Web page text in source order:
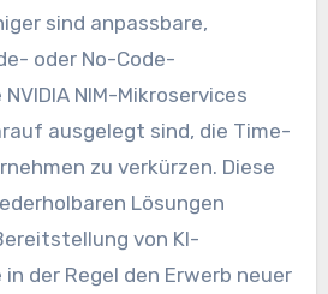
sind anpassbare,
oder No-Code-
NIM-Mikroservices
ausgelegt sind, die Time-
zu verkürzen. Diese
Lösungen
von KI-
der Regel den Erwerb neuer